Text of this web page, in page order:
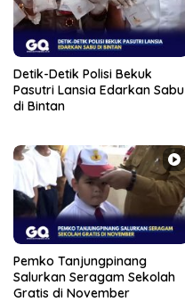
Detik-Detik Polisi Bekuk
Pasutri Lansia Edarkan Sabu
di Bintan
Pemko Tanjungpinang
Salurkan Seragam Sekolah
Gratis di November